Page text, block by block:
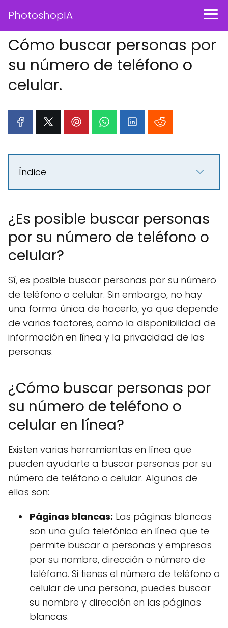
PhotoshopIA
Cómo buscar personas por
su número de teléfono o
celular.
Índice
¿Es posible buscar personas
por su número de teléfono o
celular?
Sí, es posible buscar personas por su número
de teléfono o celular. Sin embargo, no hay
una forma única de hacerlo, ya que depende
de varios factores, como la disponibilidad de
información en línea y la privacidad de las
personas.
¿Cómo buscar personas por
su número de teléfono o
celular en línea?
Existen varias herramientas en línea que
pueden ayudarte a buscar personas por su
número de teléfono o celular. Algunas de
ellas son:
Páginas blancas: Las páginas blancas
son una guía telefónica en línea que te
permite buscar a personas y empresas
por su nombre, dirección o número de
teléfono. Si tienes el número de teléfono o
celular de una persona, puedes buscar
su nombre y dirección en las páginas
blancas.